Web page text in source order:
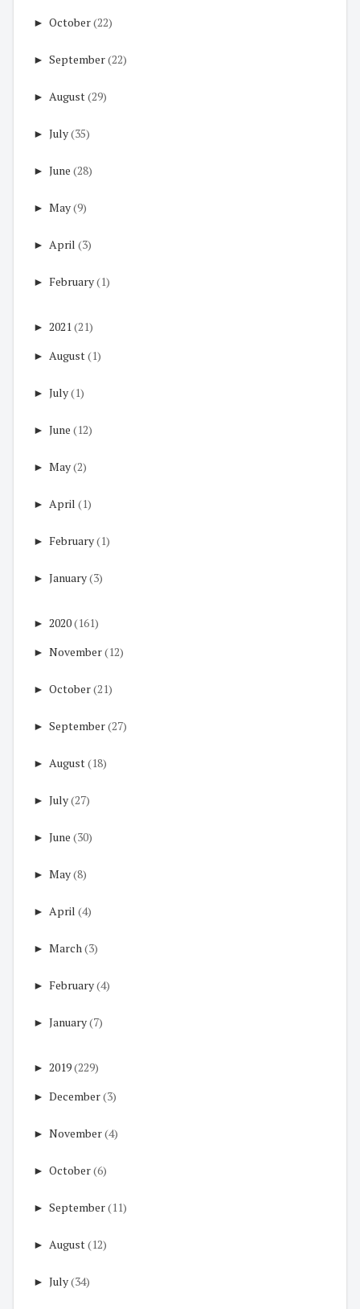
► October(22)
► September(22)
► August(29)
► July(35)
► June (28)
► May(9)
► April (3)
► February(1)
► 2021(21)
► August(1)
► July(1)
► June (12)
► May(2)
► April (1)
► February(1)
► January(3)
► 2020(161)
► November(12)
► October(21)
► September(27)
► August(18)
► July(27)
► June (30)
► May(8)
► April (4)
► March (3)
► February(4)
► January(7)
► 2019(229)
► December(3)
► November(4)
► October(6)
► September(11)
► August(12)
► July(34)